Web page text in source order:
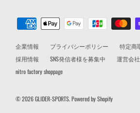
企業情報 プライバシーポリシー
特定商
採用情報
SNS発信者様を募集中 運営会
nitro factory shoppage
© 2026GLIDER-SPORTS.Powered by Shopify